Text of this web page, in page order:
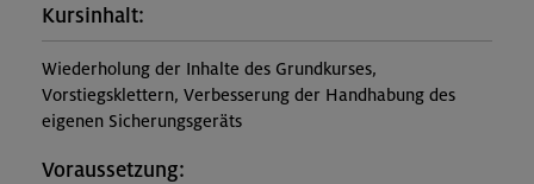
Kursinhalt:
Wiederholung der Inhalte des Grundkurses,
Vorstiegsklettern, Verbesserung der Handhabung des
eigenen Sicherungsgeräts
Voraussetzung: